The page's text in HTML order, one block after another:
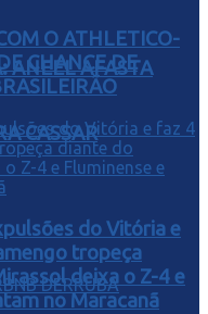
ANEEL AFASTA
CASSAR
O ATHLETICO-
CHANCE DE
do Vitória e
tropeça
deixa o Z-4 e
no Maracanã